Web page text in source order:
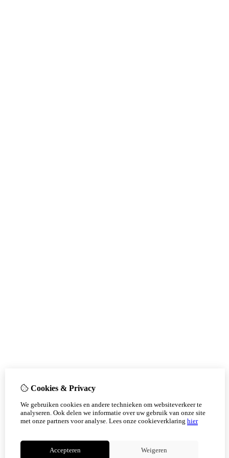
Cookies & Privacy
We gebruiken cookies en andere technieken om websiteverkeer te
analyseren. Ook delen we informatie over uw gebruik van onze site
met onze partners voor analyse. Lees onze cookieverklaring hier
Accepteren Weigeren